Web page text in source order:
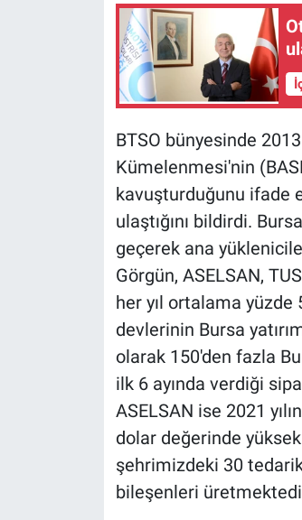
BTSO bünyesinde
Kümelenmesi'nin
kavuşturduğunu ifade
ulaştığını bildirdi.
geçerek ana
Görgün, ASELSAN,
her yıl ortalama yüzde
devlerinin Bursa
olarak 150'den fazla
ilk 6 ayında verdiği
ASELSAN ise 2021
dolar değerinde
şehrimizdeki 30
bileşenleri